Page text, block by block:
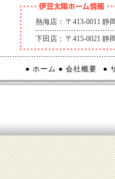
熱海店： 〒413-0011 静
下田店： 〒415-0021 静
● ホーム ● 会社概要 ●